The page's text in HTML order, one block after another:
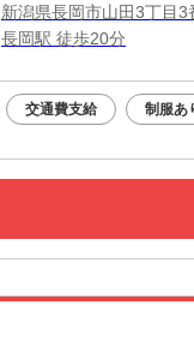
新潟県長岡市山田3丁目3
長岡駅 徒歩20分
交通費支給 制服あ